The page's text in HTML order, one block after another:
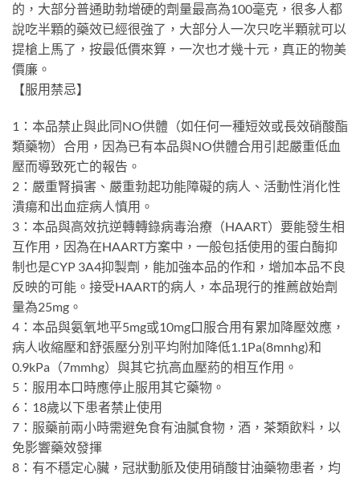
的，大部分普通助勃增硬的劑量最高為100毫克，很多人都
說吃半顆的藥效已經很強了，大部分人一次只吃半顆就可以
提槍上馬了，按最低價來算，一次也才幾十元，真正的物美
價廉。
【服用禁忌】
1：本品禁止與此同NO供體（如任何一種短效或長效硝酸酯
類藥物）合用，因為已有本品與NO供體合用引起嚴重低血
壓而導致死亡的報告。
2：嚴重腎損害、嚴重勃起功能障礙的病人、活動性消化性
潰瘍和出血症病人慎用。
3：本品與高效抗逆轉轉錄病毒治療（HAART）要能發生相
互作用，因為在HAART方案中，一般包括使用的蛋白酶抑
制也是CYP 3A4抑製劑，能加強本品的作和，增加本品不良
反映的可能。接受HAART的病人，本品現行的推薦啟始劑
量為25mg。
4：本品與氨氧地平5mg或10mg口服合用有累加降壓效應，
病人收縮壓和舒張壓分別平均附加降低1.1Pa(8mnhg)和
0.9kPa（7mmhg）與其它抗高血壓葯的相互作用。
5：服用本口時應停止服用其它藥物。
6：18歲以下患者禁止使用
7：服藥前兩小時需避免食有油膩食物，酒，茶類飲料，以
免影響藥效發揮
8：有不穩定心臟，冠狀動脈及使用硝酸甘油藥物患者，均